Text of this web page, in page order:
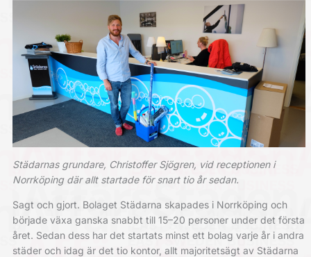
Städarnas grundare, Christoffer Sjögren, vid receptionen i
Norrköping där allt startade för snart tio år sedan.
Sagt och gjort. Bolaget Städarna skapades i Norrköping och
började växa ganska snabbt till 15–20 personer under det första
året. Sedan dess har det startats minst ett bolag varje år i andra
städer och idag är det tio kontor, allt majoritetsägt av Städarna